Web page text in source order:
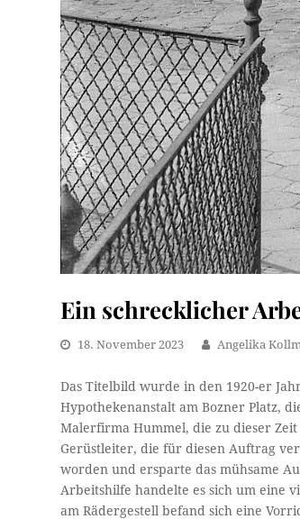
Ein schrecklicher
18. November 2023 Angelika
Das Titelbild wurde in den 1920-er
Hypothekenanstalt am Bozner Platz,
Malerfirma Hummel, die zu dieser
Gerüstleiter, die für diesen Auftrag
worden und ersparte das mühsame
Arbeitshilfe handelte es sich um eine
am Rädergestell befand sich eine